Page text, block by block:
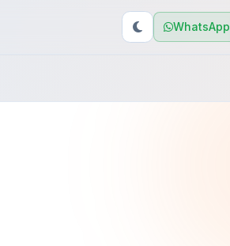
WhatsApp